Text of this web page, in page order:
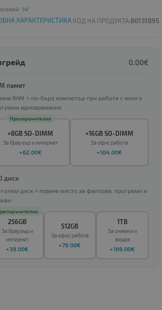
: 14"
ХАРАКТЕРИСТИКА КОД НА ПРОДУКТА:80131895
0.00€
памет
RAM = по-бърз компютър при работа с много
едновременно
+8GB SO-DIMM
За браузър и интернет
+62.00€
Препоръчително
+16GB SO-DIMM
За офис работа
+104.00€
диск
диск = повече място за файлове, програми и
256GB
За браузър и
интернет
+39.00€
512GB
За офис работа
+79.00€
1TB
За снимки и
видеа
+169.00€